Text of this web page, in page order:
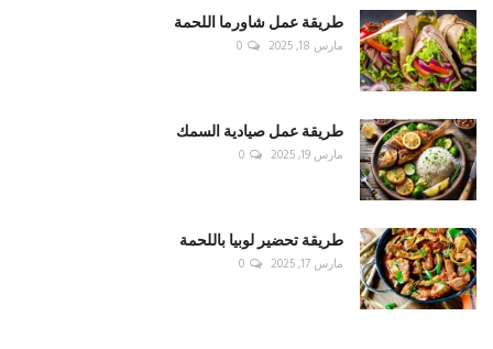
طريقة عمل شاورما اللحمة
مارس 18, 2025 0
طريقة عمل صيادية السمك
مارس 19, 2025 0
طريقة تحضير لوبيا باللحمة
مارس 17, 2025 0